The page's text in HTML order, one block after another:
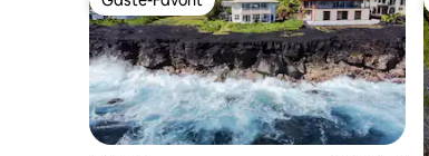
Gäste-Favorit